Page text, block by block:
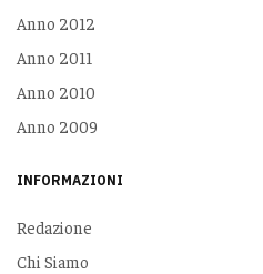
Anno 2012
Anno 2011
Anno 2010
Anno 2009
INFORMAZIONI
Redazione
Chi Siamo